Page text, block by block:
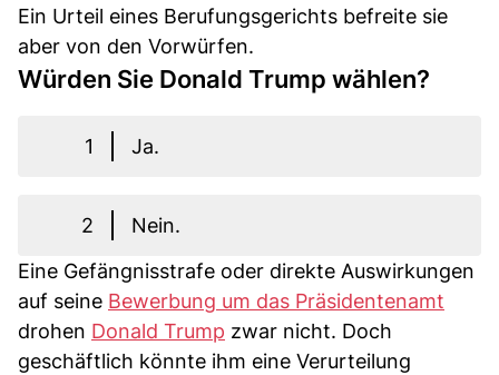
Ein Urteil eines Berufungsgerichts befreite sie
aber von den Vorwürfen.
Würden Sie Donald Trump wählen?
1 Ja.
2
Nein.
Eine Gefängnisstrafe oder direkte Auswirkungen
auf seine Bewerbung um das Präsidentenamt
drohen Donald Trump zwar nicht. Doch
geschäftlich könnte ihm eine Verurteilung